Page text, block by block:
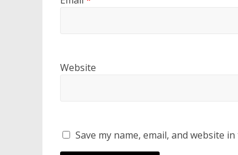
Website
Save my name, email, and website